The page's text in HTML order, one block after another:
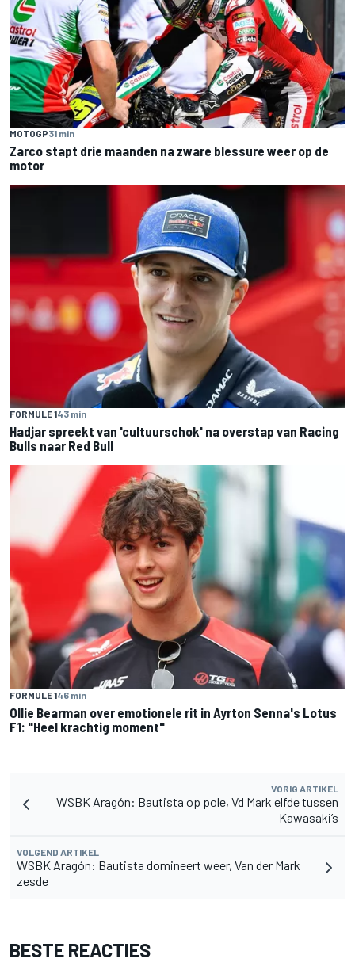
MOTOGP31 min
Zarco stapt drie maanden na zware blessure weer op de
motor
FORMULE 143 min
Hadjar spreekt van 'cultuurschok' na overstap van Racing
Bulls naar Red Bull
FORMULE 146 min
Ollie Bearman over emotionele rit in Ayrton Senna's Lotus
F1: "Heel krachtig moment"
VORIG ARTIKEL
WSBK Aragón: Bautista op pole, Vd Mark elfde tussen
Kawasaki’s
VOLGEND ARTIKEL
WSBK Aragón: Bautista domineert weer, Van der Mark
zesde
BESTE REACTIES